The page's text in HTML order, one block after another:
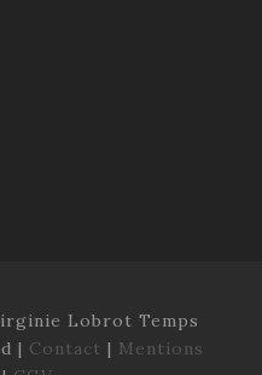
Lobrot Temps
| Contact | Mentions